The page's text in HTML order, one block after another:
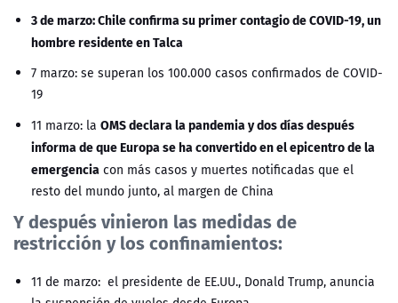
3 de marzo: Chile confirma su primer contagio de COVID-19, un
hombre residente en Talca
7 marzo: se superan los 100.000 casos confirmados de COVID-
19
11 marzo: la OMS declara la pandemia y dos días después
informa de que Europa se ha convertido en el epicentro de la
emergencia con más casos y muertes notificadas que el
resto del mundo junto, al margen de China
Y después vinieron las medidas de
restricción y los confinamientos:
11 de marzo: el presidente de EE.UU., Donald Trump, anuncia